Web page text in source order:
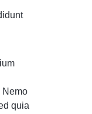
Nemo
quia